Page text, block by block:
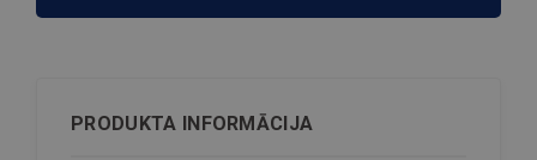
PRODUKTA INFORMĀCIJA